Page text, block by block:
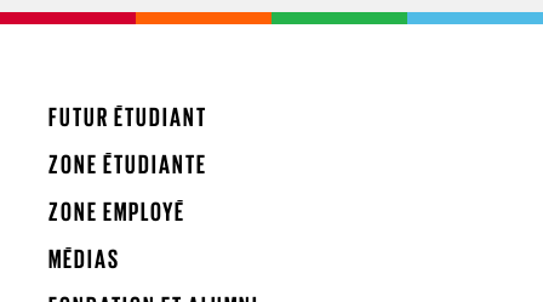
FUTUR ÉTUDIANT
ZONE ÉTUDIANTE
ZONE EMPLOYÉ
MÉDIAS